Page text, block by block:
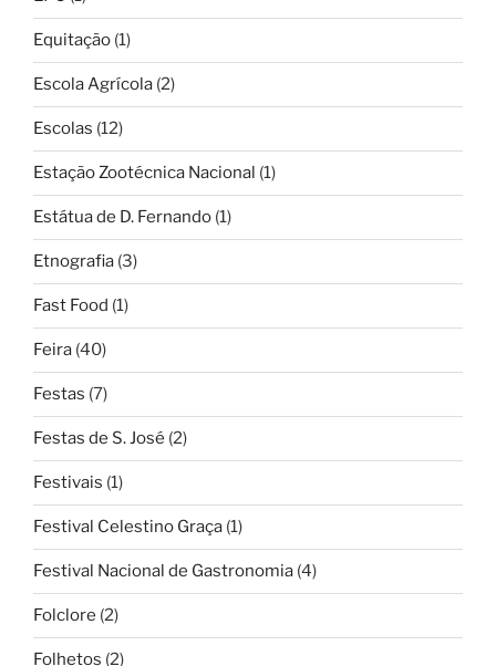
Equitação (1)
Escola Agrícola (2)
Escolas (12)
Estação Zootécnica Nacional (1)
Estátua de D. Fernando (1)
Etnografia (3)
Fast Food (1)
Feira (40)
Festas (7)
Festas de S. José (2)
Festivais (1)
Festival Celestino Graça (1)
Festival Nacional de Gastronomia (4)
Folclore (2)
Folhetos (2)